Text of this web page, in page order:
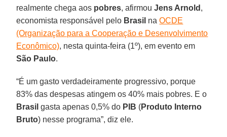
realmente chega aos pobres, afirmouJens Arnold ,
economista responsável pelo Brasil naOCDE
(Organização para a Cooperação e Desenvolvimento
Econômico), nesta quinta-feira (1º), em evento em
São Paulo.
“É um gasto verdadeiramente progressivo, porque
83% das despesas atingem os 40% mais pobres. E o
Brasil gasta apenas 0,5% do PIB (Produto Interno
Bruto) nesse programa”, diz ele.